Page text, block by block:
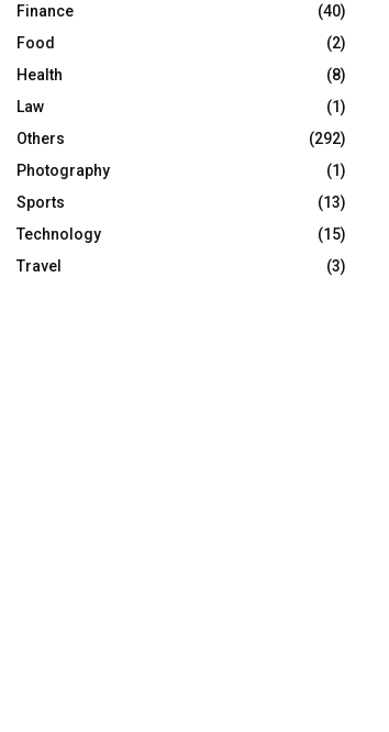
Finance
(40)
Food
(2)
Health
(8)
Law
(1)
Others
(292)
Photography
(1)
Sports
(13)
Technology
(15)
Travel
(3)